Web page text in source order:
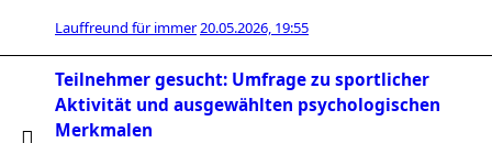
Lauffreund für immer20.05.2026, 19:55
Teilnehmer gesucht: Umfrage zu sportlicher
Aktivität und ausgewählten psychologischen
Merkmalen